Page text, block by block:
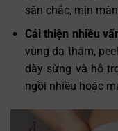
săn chắc, mịn
Cải thiện nhiều
vùng da thâm,
dày sừng và hỗ
ngồi nhiều hoặc